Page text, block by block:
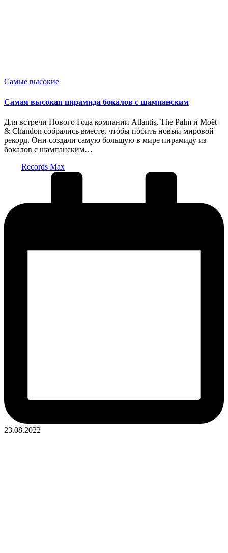
Опубликовано
Самые высокие
Самая высокая пирамида бокалов с шампанским
Для встречи Нового Года компании Atlantis, The Palm и Moët
& Chandon собрались вместе, чтобы побить новый мировой
рекорд. Они создали самую большую в мире пирамиду из
бокалов с шампанским…
Records Max
23.08.2022